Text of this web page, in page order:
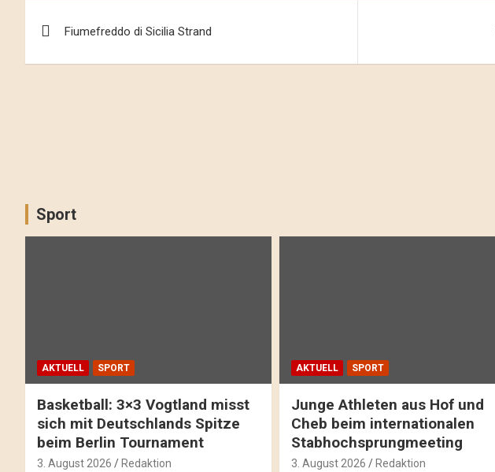
Fiumefreddo di Sicilia Strand
Sport
AKTUELL SPORT
Basketball: 3×3 Vogtland misst
sich mit Deutschlands Spitze
beim Berlin Tournament
3. August 2026 Redaktion
AKTUELL SPORT
Junge Athleten aus Hof und
Cheb beim internationalen
Stabhochsprungmeeting
3. August 2026 Redaktion